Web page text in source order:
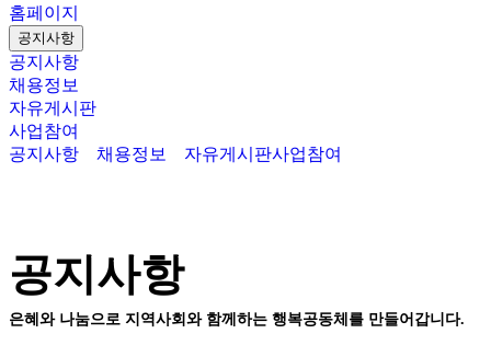
홈페이지
공지사항
공지사항
채용정보
자유게시판
사업참여
공지사항
채용정보 자유게시판사업참여
공지사항
은혜와 나눔으로 지역사회와 함께하는 행복공동체를 만들어갑니다.